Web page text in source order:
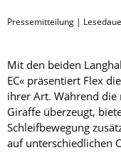
Pressemitteilung |
Mit den beiden
EC« präsentiert Flex
ihrer Art. Während die
Giraffe überzeugt,
Schleifbewegung
auf unterschiedlichen